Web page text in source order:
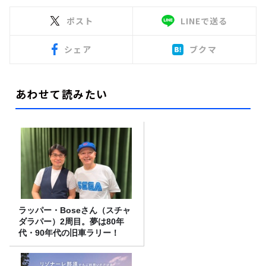
ポスト LINEで送る
シェア ブクマ
あわせて読みたい
ラッパー・Boseさん（スチャ
ダラパー）2周目。夢は80年
代・90年代の旧車ラリー！